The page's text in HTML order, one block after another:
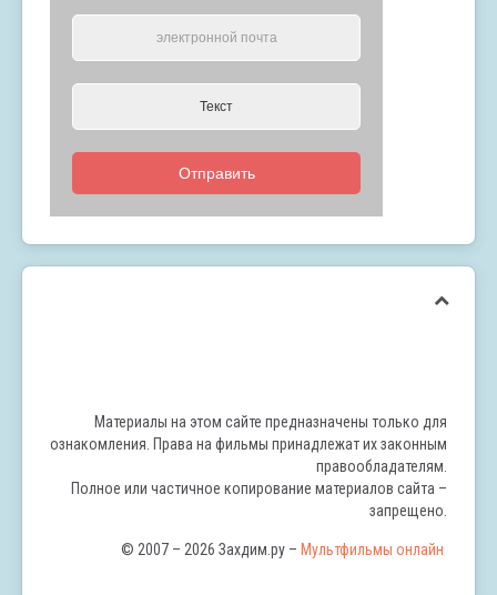
Отправить
Материалы на этом сайте предназначены только для
ознакомления. Права на фильмы принадлежат их законным
правообладателям.
Полное или частичное копирование материалов сайта –
запрещено.
© 2007 – 2026 Захдим.ру – Мультфильмы онлайн